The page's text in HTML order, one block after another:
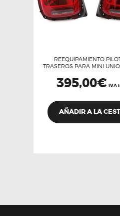
REEQUIPAMIENTO
TRASEROS PARA MINI
395,00€ IVA
AÑADIR A LA